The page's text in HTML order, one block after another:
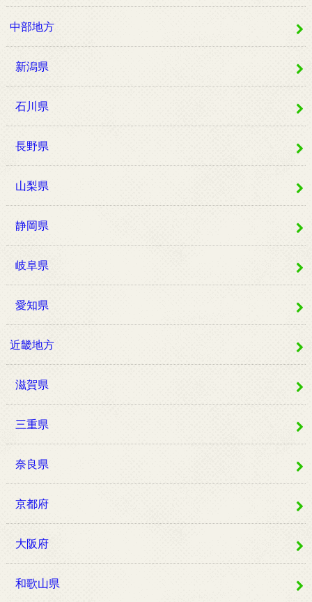
中部地方
新潟県
石川県
長野県
山梨県
静岡県
岐阜県
愛知県
近畿地方
滋賀県
三重県
奈良県
京都府
大阪府
和歌山県